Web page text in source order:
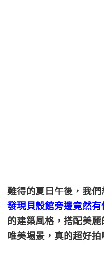
難得的夏日午後，我們
發現貝殼館旁邊竟然
的建築風格，搭配美
唯美場景，真的超好拍